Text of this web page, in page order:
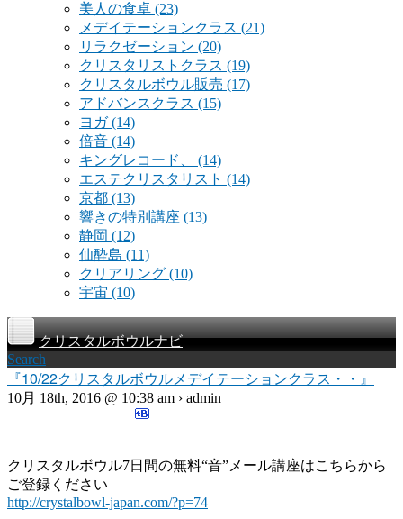
美人の食卓 (23)
メデイテーションクラス (21)
リラクゼーション (20)
クリスタリストクラス (19)
クリスタルボウル販売 (17)
アドバンスクラス (15)
ヨガ(14)
倍音 (14)
キングレコード、 (14)
エステクリスタリスト (14)
京都 (13)
響きの特別講座 (13)
静岡 (12)
仙酔島 (11)
クリアリング (10)
宇宙 (10)
クリスタルボウルナビ
Search
『10/22クリスタルボウルメデイテーションクラス・・』
10月 18th, 2016 @ 10:38 am › admin
クリスタルボウル7日間の無料“音”メール講座はこちらから
ご登録ください
http://crystalbowl-japan.com/?p=74